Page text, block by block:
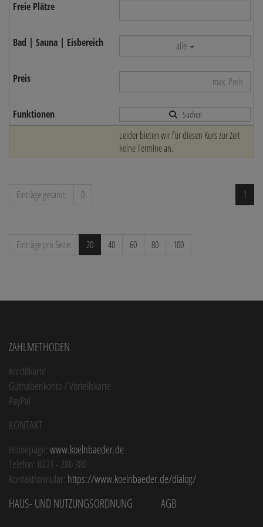
alle
Suchen
Leider bieten wir für diesen Kurs zur Zeit
keine Termine an.
1
Einträge gesamt: 0
Einträge pro Seite: 20 40 60 80 100
Zahlmethoden
Kreditkarte
Guthabenkonto / Vorteilskarte
PayPal
Kontakt
Homepage: www.koelnbaeder.de
Telefon: 0221 - 280 380
Kontaktformular: https://www.koelnbaeder.de/dialog/
Haus- und Nutzungsordnung AGB